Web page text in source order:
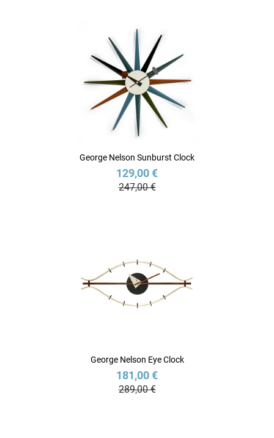
George Nelson Sunburst Clock
129,00 €
247,00 €
George Nelson Eye Clock
181,00 €
289,00 €